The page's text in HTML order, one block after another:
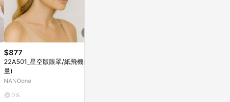
$877
22A501_星空版眼罩/紙飛機(限
量)
NANOone
0%